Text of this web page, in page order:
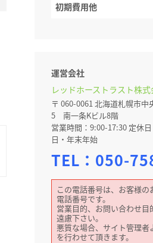
初期費用他
運営会社
レッドホーストラスト株
〒 060-0061 北海道札幌市中
5 南一条Kビル8階
営業時間：9:00-17:30 定休
日・年末年始
TEL： 050-
この電話番号は、お客様の
電話番号です。
営業目的、お問い合わせ
遠慮下さい。
悪質な場合、サイト管理者
を行わせて頂きます。